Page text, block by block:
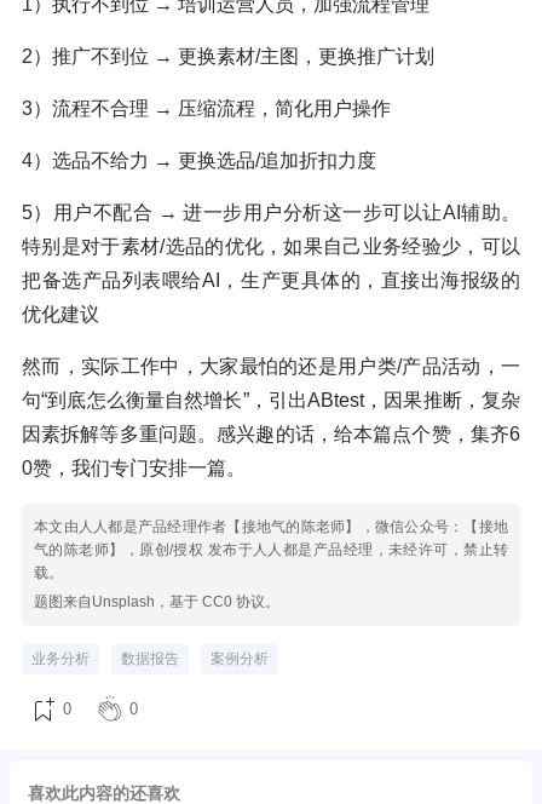
1）执行不到位 → 培训运营人员，加强流程管理
2）推广不到位 → 更换素材/主图，更换推广计划
3）流程不合理 → 压缩流程，简化用户操作
4）选品不给力 → 更换选品/追加折扣力度
5）用户不配合 → 进一步用户分析这一步可以让AI辅助。
特别是对于素材/选品的优化，如果自己业务经验少，可以
把备选产品列表喂给AI，生产更具体的，直接出海报级的
优化建议
然而，实际工作中，大家最怕的还是用户类/产品活动，一
句“到底怎么衡量自然增长”，引出ABtest，因果推断，复杂
因素拆解等多重问题。感兴趣的话，给本篇点个赞，集齐6
0赞，我们专门安排一篇。
本文由人人都是产品经理作者【接地气的陈老师】，微信公众号：【接地
气的陈老师】，原创/授权 发布于人人都是产品经理，未经许可，禁止转
载。
题图来自Unsplash，基于 CC0 协议。
业务分析 数据报告 案例分析
0 0
喜欢此内容的还喜欢